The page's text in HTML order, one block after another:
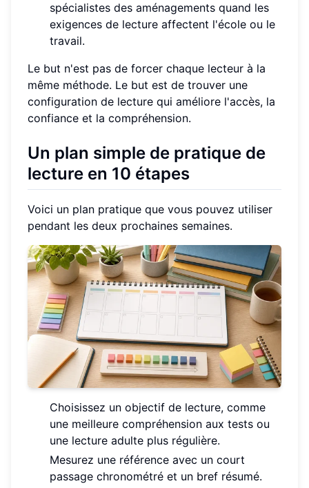
spécialistes des aménagements quand les
exigences de lecture affectent l'école ou le
travail.
Le but n'est pas de forcer chaque lecteur à la
même méthode. Le but est de trouver une
configuration de lecture qui améliore l'accès, la
confiance et la compréhension.
Un plan simple de pratique de
lecture en 10 étapes
Voici un plan pratique que vous pouvez utiliser
pendant les deux prochaines semaines.
Choisissez un objectif de lecture, comme
une meilleure compréhension aux tests ou
une lecture adulte plus régulière.
Mesurez une référence avec un court
passage chronométré et un bref résumé.